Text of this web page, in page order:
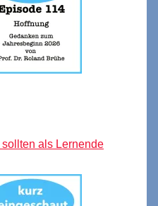
als Lernende